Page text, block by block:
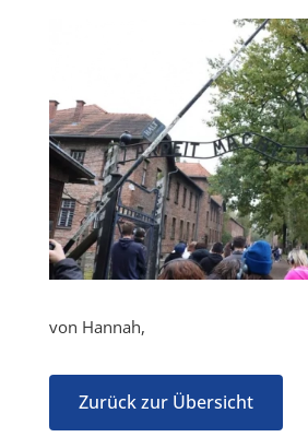
von Hannah,
Zurück zur Übersicht